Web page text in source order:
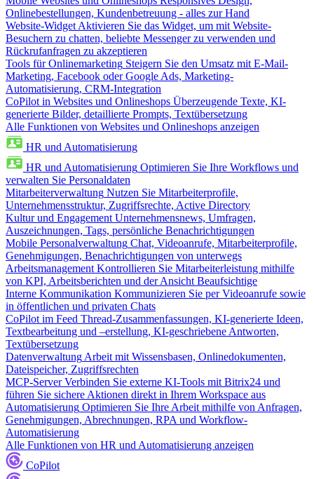
Onlinebestellungen, Kundenbetreuung - alles zur Hand
Website-Widget Aktivieren Sie das Widget, um mit Website-
Besuchern zu chatten, beliebte Messenger zu verwenden und
Rückrufanfragen zu akzeptieren
Tools für Onlinemarketing Steigern Sie den Umsatz mit E-Mail-
Marketing, Facebook oder Google Ads, Marketing-
Automatisierung, CRM-Integration
CoPilot in Websites und Onlineshops Überzeugende Texte, KI-
generierte Bilder, detaillierte Prompts, Textübersetzung
Alle Funktionen von Websites und Onlineshops anzeigen
HR und Automatisierung
HR und Automatisierung Optimieren Sie Ihre Workflows und
verwalten Sie Personaldaten
Mitarbeiterverwaltung Nutzen Sie Mitarbeiterprofile,
Unternehmensstruktur, Zugriffsrechte, Active Directory
Kultur und Engagement Unternehmensnews, Umfragen,
Auszeichnungen, Tags, persönliche Benachrichtigungen
Mobile Personalverwaltung Chat, Videoanrufe, Mitarbeiterprofile,
Genehmigungen, Benachrichtigungen von unterwegs
Arbeitsmanagement Kontrollieren Sie Mitarbeiterleistung mithilfe
von KPI, Arbeitsberichten und der Ansicht Beaufsichtige
Interne Kommunikation Kommunizieren Sie per Videoanrufe sowie
in öffentlichen und privaten Chats
CoPilot im Feed Thread-Zusammenfassungen, KI-generierte Ideen,
Textbearbeitung und –erstellung, KI-geschriebene Antworten,
Textübersetzung
Datenverwaltung Arbeit mit Wissensbasen, Onlinedokumenten,
Dateispeicher, Zugriffsrechten
MCP-Server Verbinden Sie externe KI-Tools mit Bitrix24 und
führen Sie sichere Aktionen direkt in Ihrem Workspace aus
Automatisierung Optimieren Sie Ihre Arbeit mithilfe von Anfragen,
Genehmigungen, Abrechnungen, RPA und Workflow-
Automatisierung
Alle Funktionen von HR und Automatisierung anzeigen
CoPilot